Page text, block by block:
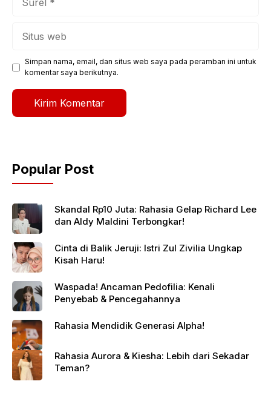
Simpan nama, email, dan situs web saya pada peramban ini untuk
komentar saya berikutnya.
Popular Post
Skandal Rp10 Juta: Rahasia Gelap Richard Lee
dan Aldy Maldini Terbongkar!
Cinta di Balik Jeruji: Istri Zul Zivilia Ungkap
Kisah Haru!
Waspada! Ancaman Pedofilia: Kenali
Penyebab & Pencegahannya
Rahasia Mendidik Generasi Alpha!
Rahasia Aurora & Kiesha: Lebih dari Sekadar
Teman?